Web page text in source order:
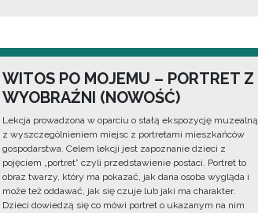
WITOS PO MOJEMU – PORTRET Z
WYOBRAŹNI (NOWOŚĆ)
Lekcja prowadzona w oparciu o stałą ekspozycję muzealną
z wyszczególnieniem miejsc z portretami mieszkańców
gospodarstwa. Celem lekcji jest zapoznanie dzieci z
pojęciem „portret” czyli przedstawienie postaci. Portret to
obraz twarzy, który ma pokazać, jak dana osoba wygląda i
może też oddawać, jak się czuje lub jaki ma charakter.
Dzieci dowiedzą się co mówi portret o ukazanym na nim